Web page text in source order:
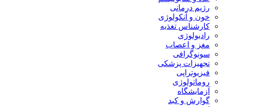
رژیم درمانی
خون و آنکولوژی
کارشناس تغذیه
رادیولوژی
مغز و اعصاب
سونوگرافی
تجهیزات پزشکی
فیزیوتراپی
روماتولوژی
آزمایشگاه
گوارش و کبد